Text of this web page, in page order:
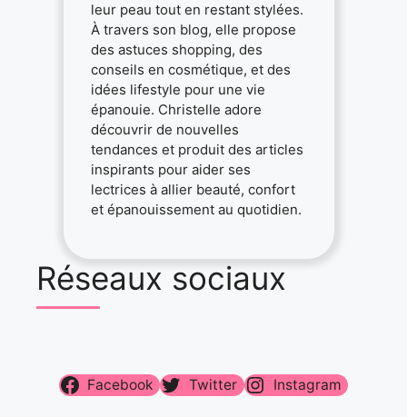
leur peau tout en restant stylées.
À travers son blog, elle propose
des astuces shopping, des
conseils en cosmétique, et des
idées lifestyle pour une vie
épanouie. Christelle adore
découvrir de nouvelles
tendances et produit des articles
inspirants pour aider ses
lectrices à allier beauté, confort
et épanouissement au quotidien.
Réseaux sociaux
Facebook Twitter Instagram